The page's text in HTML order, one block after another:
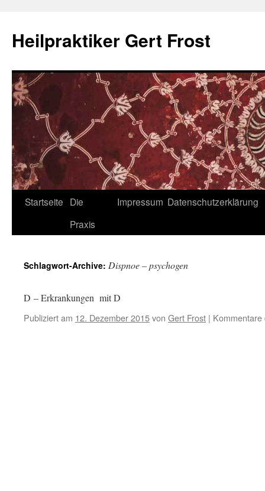
Heilpraktiker Gert Frost
Zum
Startseite Die
Praxis
Impressum Datenschutzerklärung
Schlagwort-Archive: Dispnoe – psychogen
D – Erkrankungen mit D
Publiziert am 12. Dezember 2015von Gert Frost | Kommentare